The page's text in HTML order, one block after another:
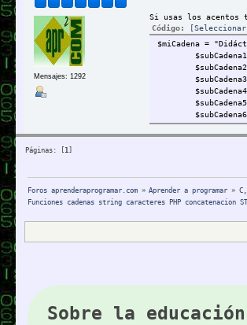
Mensajes: 1292
Si usas los acentos
Código:
$miCadena =
$subCadena1 =
$subCadena2 =
$subCadena3 =
$subCadena4 =
$subCadena5 =
$subCadena6 =
Páginas: [ 1
Foros aprenderaprogramar.com » Aprender a programar »
Funciones cadenas string caracteres PHP concatenacion
Sobre la